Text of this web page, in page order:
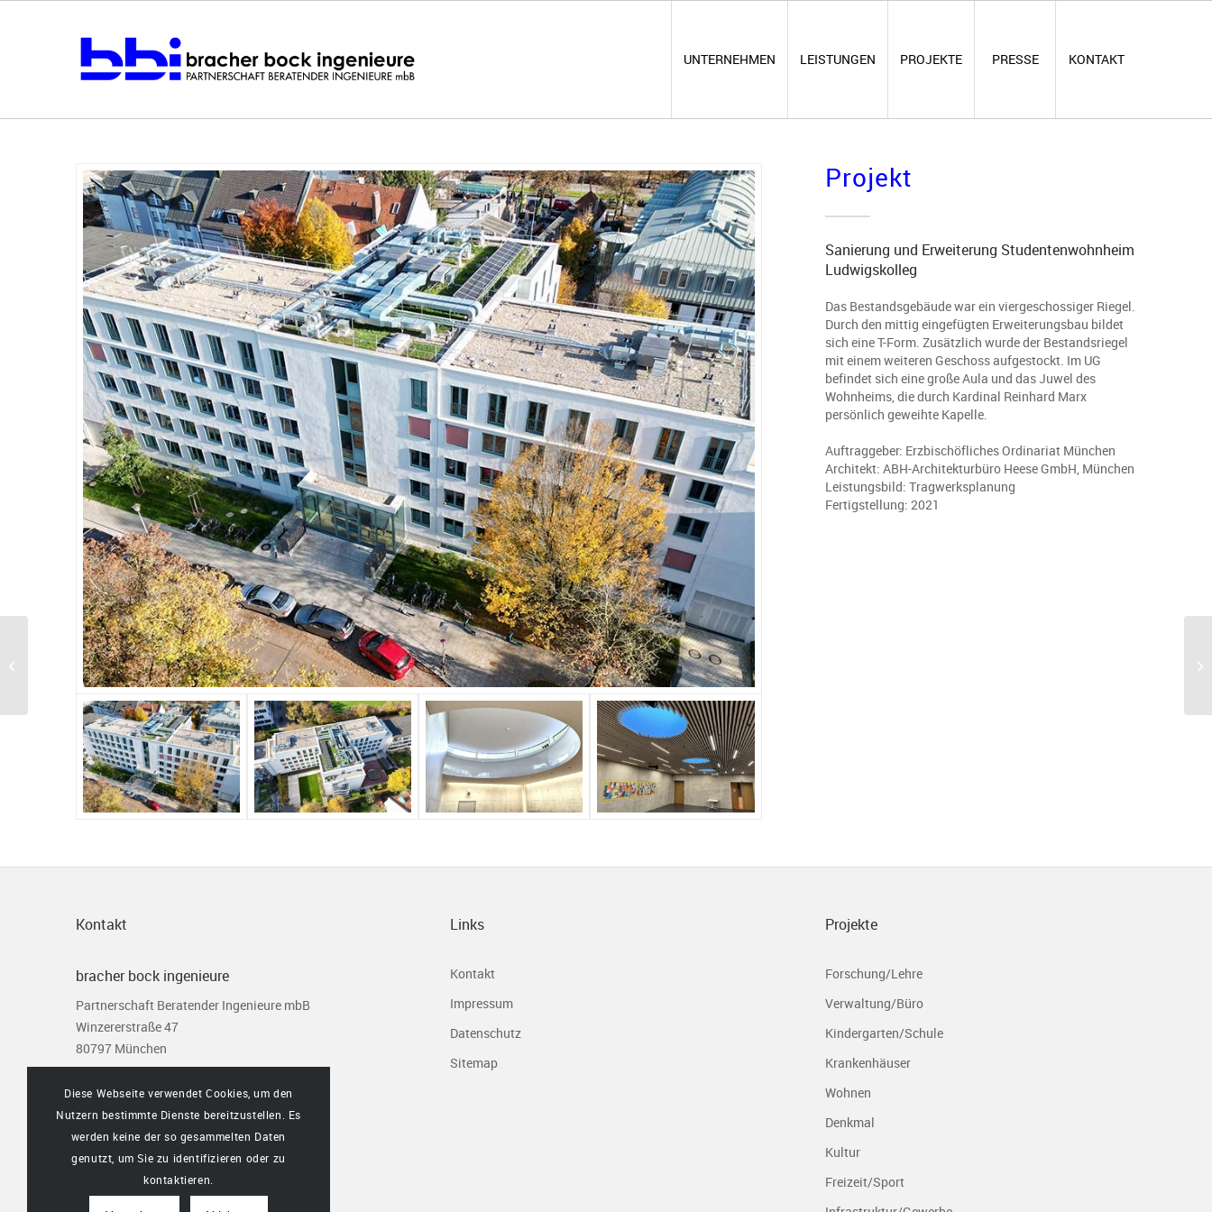
UNTERNEHMEN LEISTUNGEN PROJEKTE PRESSE KONTAKT
Projekt
Sanierung und Erweiterung Studentenwohnheim
Ludwigskolleg
Das Bestandsgebäude war ein viergeschossiger Riegel.
Durch den mittig eingefügten Erweiterungsbau bildet
sich eine T-Form. Zusätzlich wurde der Bestandsriegel
mit einem weiteren Geschoss aufgestockt. Im UG
befindet sich eine große Aula und das Juwel des
Wohnheims, die durch Kardinal Reinhard Marx
persönlich geweihte Kapelle.
Auftraggeber: Erzbischöfliches Ordinariat München
Architekt: ABH-Architekturbüro Heese GmbH, München
Leistungsbild: Tragwerksplanung
Fertigstellung: 2021
Kontakt
bracher bock ingenieure
Partnerschaft Beratender Ingenieure mbB
Winzererstraße 47
80797 München
Fax. 089 306 581 10
info@bbi-statik.de
www.bbi-statik.de
Links
Kontakt
Impressum
Datenschutz
Sitemap
Projekte
Forschung/Lehre
Verwaltung/Büro
Kindergarten/Schule
Krankenhäuser
Wohnen
Denkmal
Kultur
Freizeit/Sport
LMU – Anatomie und
Pathologie
Diese Webseite verwendet Cookies, um den
Nutzern bestimmte Dienste bereitzustellen. Es
werden keine der so gesammelten Daten
genutzt, um Sie zu identifizieren oder zu
kontaktieren.